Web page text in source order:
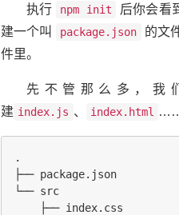
执行 npm init
后你会看
建一个叫
package.json 的文
件里。
先不管那么多，我
建 index.js 、 index.html ……
.
├── package.json
└── src
    ├── index.css